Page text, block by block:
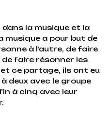
dans la musique et la
a pour but de
à l’autre, de faire
faire résonner les
ce partage, ils ont eu
deux avec le groupe
à cinq avec leur